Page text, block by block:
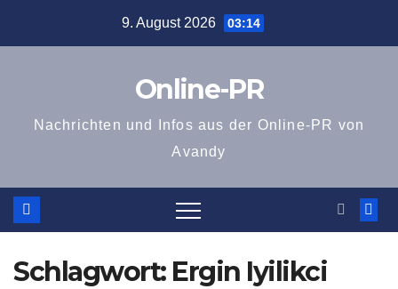
9. August 2026 03:14
Online-PR
Nachrichten und Infos aus der Online-PR von
Avandy
Schlagwort: Ergin Iyilikci